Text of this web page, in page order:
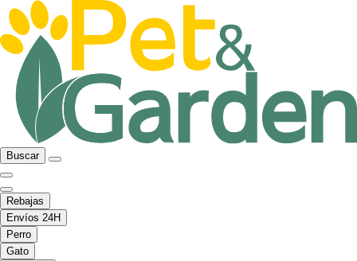
Buscar
Rebajas
Envíos 24H
Perro
Gato